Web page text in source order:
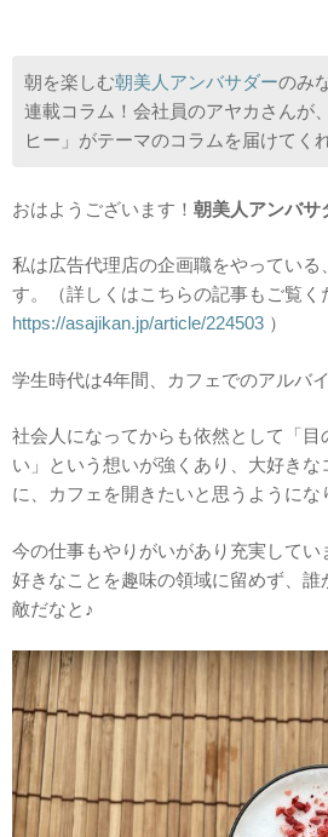
朝を楽しむ朝美人アンバサダーのみ
連載コラム！会社員のアヤカさんが
ヒー」がテーマのコラムを届けてく
おはようございます！ 朝美人アンバサ
私は広告代理店の企画職をやってい
す。（詳しくはこちらの記事もご覧く
https://asajikan.jp/article/224503 ）
学生時代は4年間、カフェでのアルバ
社会人になってからも依然として「目
い」という想いが強くあり、大好き
に、カフェを開きたいと思うようにな
今の仕事もやりがいがあり充実して
好きなことを趣味の領域に留めず、
敵だなと♪